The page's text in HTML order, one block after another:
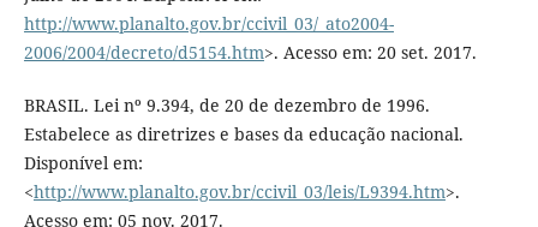
http://www.planalto.gov.br/ccivil_03/_ato2004-
2006/2004/decreto/d5154.htm>. Acesso em: 20 set. 2017.
BRASIL. Lei nº 9.394, de 20 de dezembro de 1996.
Estabelece as diretrizes e bases da educação nacional.
Disponível em:
<http://www.planalto.gov.br/ccivil_03/leis/L9394.htm>.
Acesso em: 05 nov. 2017.